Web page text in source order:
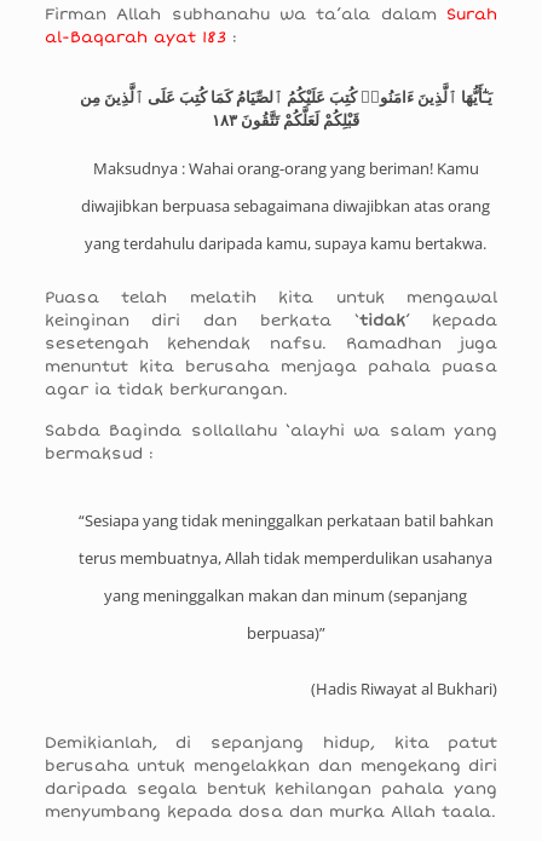
Firman Allah subhanahu wa ta’ala dalam Surah
al-Baqarah ayat 183:
يَـٰٓأَيُّهَا ٱلَّذِينَ ءَامَنُوا۟ كُتِبَ عَلَيْكُمُ ٱلصِّيَامُ كَمَا كُتِبَ عَلَى ٱلَّذِينَ مِن
قَبْلِكُمْ لَعَلَّكُمْ تَتَّقُونَ ١٨٣
Maksudnya : Wahai orang-orang yang beriman! Kamu
diwajibkan berpuasa sebagaimana diwajibkan atas orang
yang terdahulu daripada kamu, supaya kamu bertakwa.
Puasa telah melatih kita untuk mengawal
keinginan diri dan berkata ‘tidak’ kepada
sesetengah kehendak nafsu. Ramadhan juga
menuntut kita berusaha menjaga pahala puasa
agar ia tidak berkurangan.
Sabda Baginda sollallahu ‘alayhi wa salam yang
bermaksud :
“Sesiapa yang tidak meninggalkan perkataan batil bahkan
terus membuatnya, Allah tidak memperdulikan usahanya
yang meninggalkan makan dan minum (sepanjang
berpuasa)”
(Hadis Riwayat al Bukhari)
Demikianlah, di sepanjang hidup, kita patut
berusaha untuk mengelakkan dan mengekang diri
daripada segala bentuk kehilangan pahala yang
menyumbang kepada dosa dan murka Allah taala.